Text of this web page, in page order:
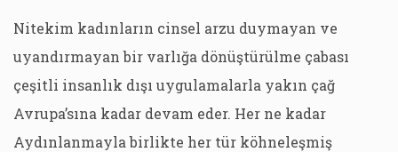
Nitekim kadınların cinsel arzu duymayan ve
uyandırmayan bir varlığa dönüştürülme çabası
çeşitli insanlık dışı uygulamalarla yakın çağ
Avrupa’sına kadar devam eder. Her ne kadar
Aydınlanmayla birlikte her tür köhneleşmiş